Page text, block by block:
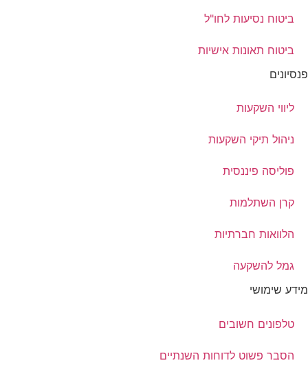
ביטוח נסיעות לחו"ל
ביטוח תאונות אישיות
פנסיונים
ליווי השקעות
ניהול תיקי השקעות
פוליסה פיננסית
קרן השתלמות
הלוואות חברתיות
גמל להשקעה
מידע שימושי
טלפונים חשובים
הסבר פשוט לדוחות השנתיים